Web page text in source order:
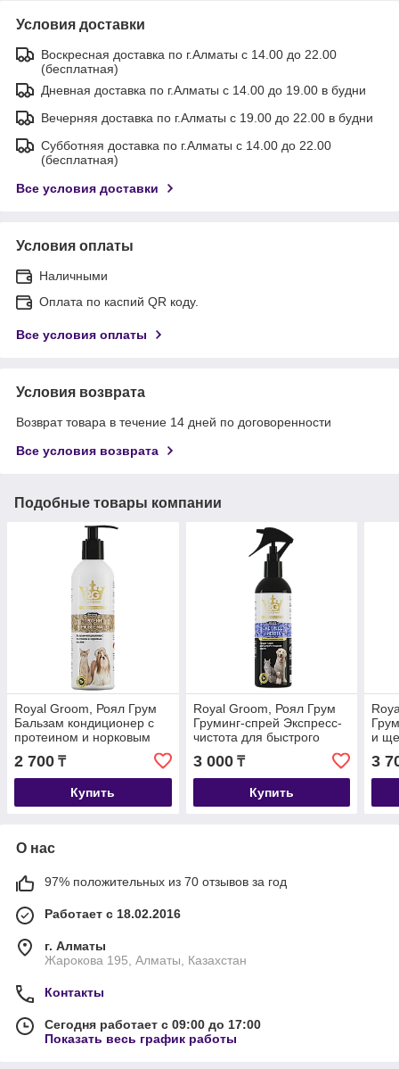
Условия доставки
Воскресная доставка по г.Алматы с 14.00 до 22.00
(бесплатная)
Дневная доставка по г.Алматы с 14.00 до 19.00 в будни
Вечерняя доставка по г.Алматы с 19.00 до 22.00 в будни
Субботняя доставка по г.Алматы с 14.00 до 22.00
(бесплатная)
Все условия доставки
Условия оплаты
Наличными
Оплата по каспий QR коду.
Все условия оплаты
Условия возврата
Возврат товара в течение 14 дней по договоренности
Все условия возврата
Подобные товары компании
Royal Groom, Роял Грум
Бальзам кондиционер с
протеином и норковым
маслом, 200мл
2 700 ₸
Купить
Royal Groom, Роял Грум
Груминг-спрей Экспресс-
чистота для быстрого
очищения шерсти, 200мл
3 000₸
Купить
и
3
О нас
97% положительных из 70 отзывов за год
Работает с 18.02.2016
г. Алматы
Жарокова 195, Алматы, Казахстан
Контакты
Сегодня работает с 09:00 до 17:00
Показать весь график работы